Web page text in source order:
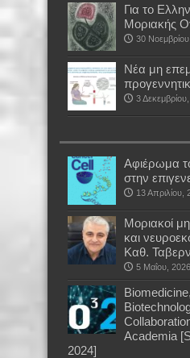
Για το
Μοριακής
30
Νέα μη
3
Αφιέρωμα
στην
13 Απριλίου,
Μοριακοί
και
Καθ.
5 Μαΐου, 2026
Academia
2024]